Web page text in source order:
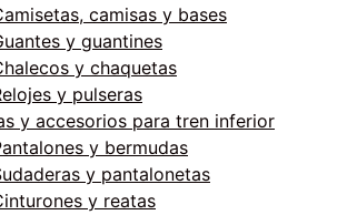
camisas y bases
y guantines
y chaquetas
y pulseras
y accesorios para tren inferior
y bermudas
y pantalonetas
y reatas